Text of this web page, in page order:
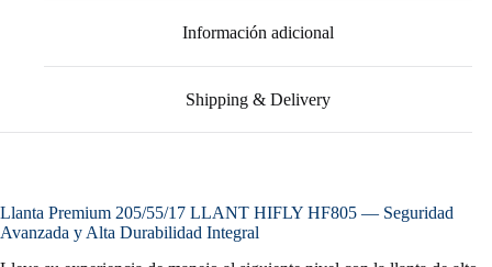
Información adicional
Shipping & Delivery
Llanta Premium 205/55/17 LLANT HIFLY HF805 — Seguridad
Avanzada y Alta Durabilidad Integral